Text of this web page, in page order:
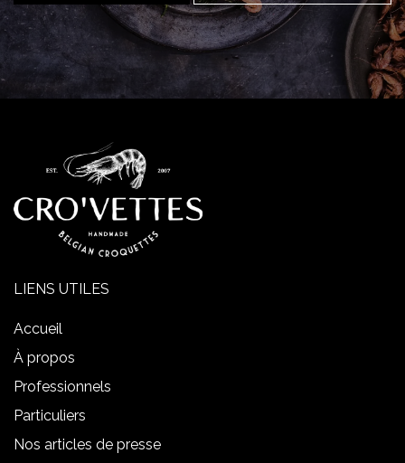
LIENS UTILES
Accueil
À propos
Professionnels
Particuliers
Nos articles de presse